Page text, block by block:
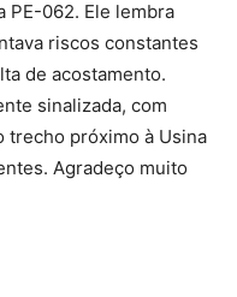
PE-062. Ele lembra
riscos constantes
de acostamento.
sinalizada, com
trecho próximo à Usina
Agradeço muito